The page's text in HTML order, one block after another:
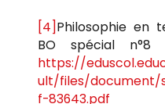
[4]Philosophie en
BO spécial
https://
ult/files/document/
f-83643.pdf